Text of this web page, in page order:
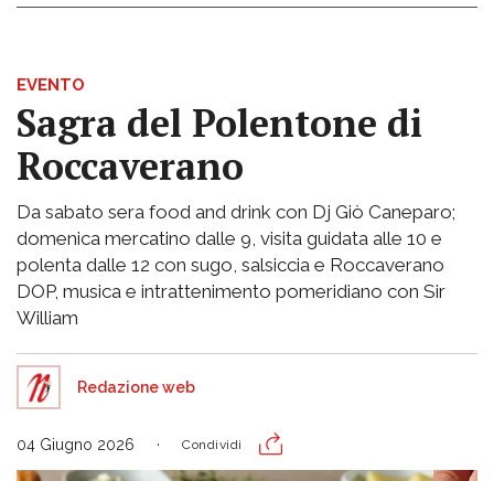
EVENTO
Sagra del Polentone di
Roccaverano
Da sabato sera food and drink con Dj Giò Caneparo;
domenica mercatino dalle 9, visita guidata alle 10 e
polenta dalle 12 con sugo, salsiccia e Roccaverano
DOP, musica e intrattenimento pomeridiano con Sir
William
Redazione web
04 Giugno 2026 Condividi